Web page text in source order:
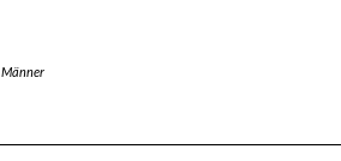
Männer